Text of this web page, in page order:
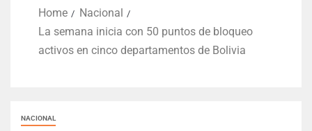
Home
Nacional
La semana inicia con 50 puntos de bloqueo
activos en cinco departamentos de Bolivia
NACIONAL